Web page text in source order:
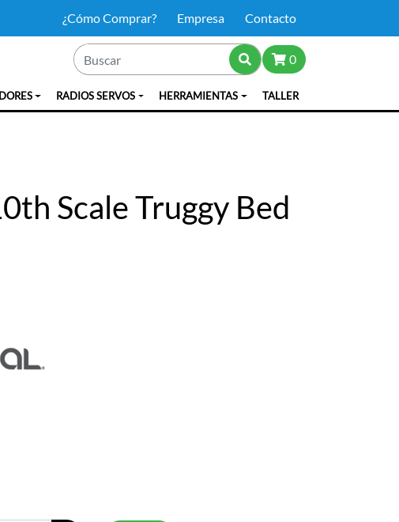
¿Cómo Comprar? Empresa Contacto
0
RADIOS SERVOS HERRAMIENTAS TALLER
Scale Truggy Bed